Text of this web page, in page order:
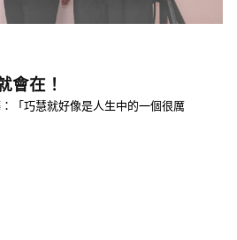
會在！
「巧慧就好像是人生中的一個很厲